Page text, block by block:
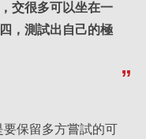
交很多可以坐在一
，測試出自己的極
保留多方嘗試的可